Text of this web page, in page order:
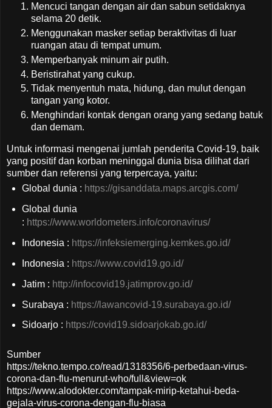
Mencuci tangan dengan air dan sabun setidaknya
selama 20 detik.
Menggunakan masker setiap beraktivitas di luar
ruangan atau di tempat umum.
Memperbanyak minum air putih.
Beristirahat yang cukup.
Tidak menyentuh mata, hidung, dan mulut dengan
tangan yang kotor.
Menghindari kontak dengan orang yang sedang batuk
dan demam.
Untuk informasi mengenai jumlah penderita Covid-19, baik
yang positif dan korban meninggal dunia bisa dilihat dari
sumber dan referensi yang terpercaya, yaitu:
Global dunia : https://gisanddata.maps.arcgis.com/
Global dunia
: https://www.worldometers.info/coronavirus/
Indonesia : https://infeksiemerging.kemkes.go.id/
Indonesia : https://www.covid19.go.id/
Jatim : http://infocovid19.jatimprov.go.id/
Surabaya : https://lawancovid-19.surabaya.go.id/
Sidoarjo : https://covid19.sidoarjokab.go.id/
Sumber
https://tekno.tempo.co/read/1318356/6-perbedaan-virus-
corona-dan-flu-menurut-who/full&view=ok
https://www.alodokter.com/tampak-mirip-ketahui-beda-
gejala-virus-corona-dengan-flu-biasa